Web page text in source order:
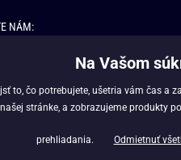
NÁM:
Copyright © 2025 - Budchlap.sk
Na Vašom
to, čo potrebujete, ušetria vám čas a
stránke, a zobrazujeme produkty
prehliadania. Odmietnuť